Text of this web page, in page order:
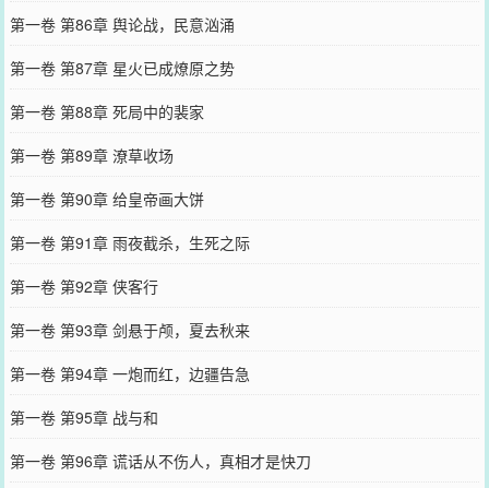
第一卷 第86章 舆论战，民意汹涌
第一卷 第87章 星火已成燎原之势
第一卷 第88章 死局中的裴家
第一卷 第89章 潦草收场
第一卷 第90章 给皇帝画大饼
第一卷 第91章 雨夜截杀，生死之际
第一卷 第92章 侠客行
第一卷 第93章 剑悬于颅，夏去秋来
第一卷 第94章 一炮而红，边疆告急
第一卷 第95章 战与和
第一卷 第96章 谎话从不伤人，真相才是快刀